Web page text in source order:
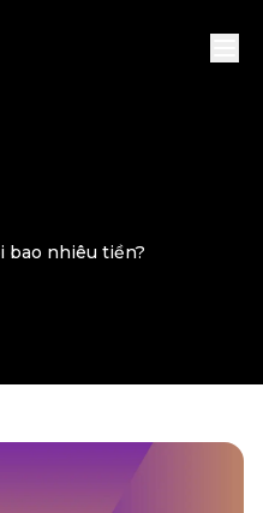
bao nhiêu tiền?